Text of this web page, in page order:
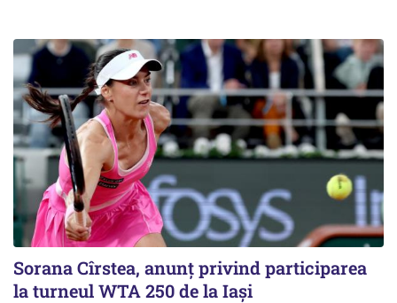
Sorana Cîrstea, anunț privind participarea
la turneul WTA 250 de la Iași